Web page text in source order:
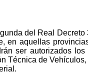
del Real
en aquellas
ser autorizados
Técnica de